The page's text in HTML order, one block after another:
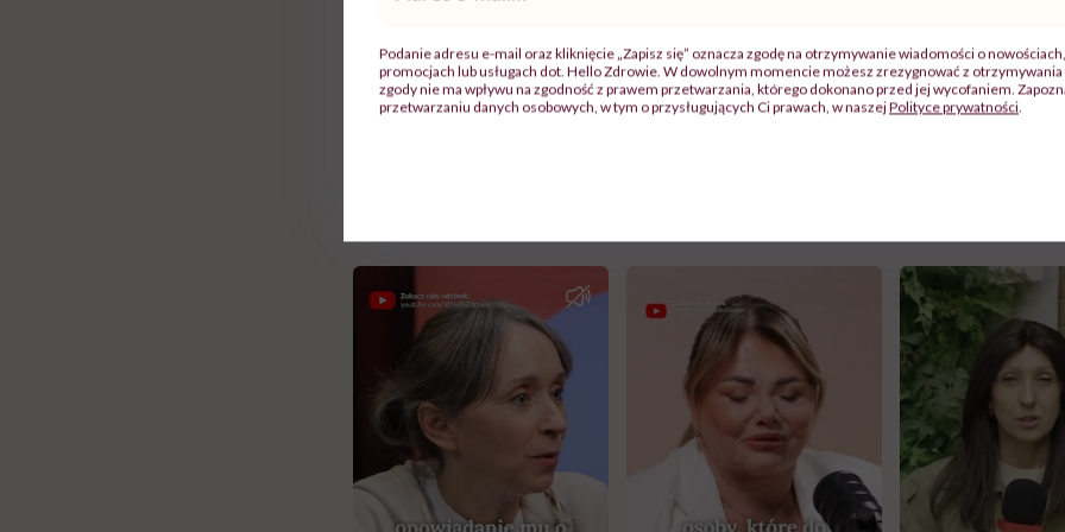
koleżeńską postawę. Cieszymy się z jej dotychczasowych sukcesów i jesteśmy
wkrótce dostarczy nam kolejnych powodów do radości i dumy! Joanno, jesteśmy
na Facebooku.
mail*
Podanie adresu e-mail oraz kliknięcie „Zapisz się” oznacza zgodę na otrzymywanie wiadomości o
promocjach lub usługach dot. Hello Zdrowie. W dowolnym momencie możesz zrezygnować z
zgody nie ma wpływu na zgodność z prawem przetwarzania, którego dokonano przed jej wycofaniem.
przetwarzaniu danych osobowych, w tym o przysługujących Ci prawach, w naszejPolityce prywatności.